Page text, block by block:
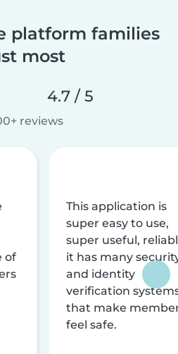
platform families
most
4.7 / 5
reviews
of
This application is
super easy to use,
super useful,
it has many
and identity
verification
that make
feel safe.